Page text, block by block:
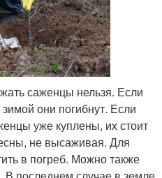
саженцы нельзя. Если
они погибнут. Если
уже куплены, их стоит
не высаживая. Для
в погреб. Можно также